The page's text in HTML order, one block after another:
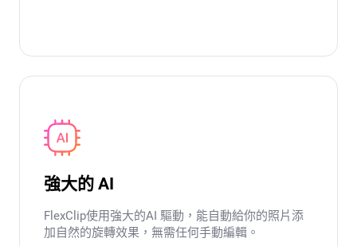
強大的 AI
FlexClip使用強大的AI 驅動，能自動給你的照片添
加自然的旋轉效果，無需任何手動編輯。